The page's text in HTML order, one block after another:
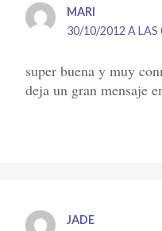
MARI
30/10/2012 A LAS
super buena y muy
deja un gran mensaje
JADE